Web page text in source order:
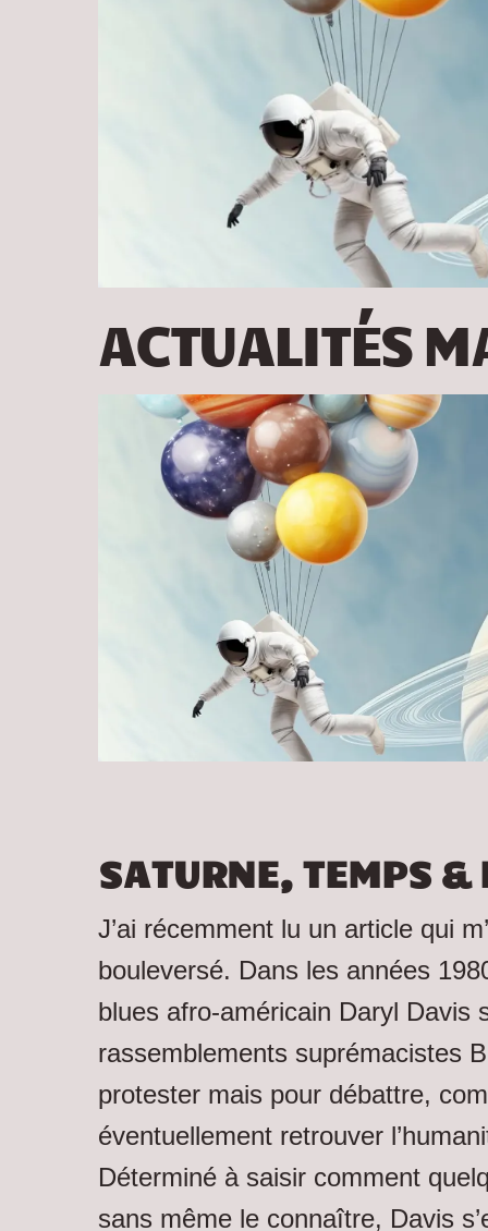
ACTUALITÉS
SATURNE, TEMPS &
J’ai récemment lu un article qui
bouleversé. Dans les années
blues afro-américain Daryl Davis
rassemblements suprémacistes
protester mais pour débattre,
éventuellement retrouver
Déterminé à saisir comment
sans même le connaître, Davis